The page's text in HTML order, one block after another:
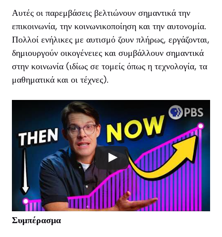
Αυτές οι παρεμβάσεις βελτιώνουν σημαντικά την
επικοινωνία, την κοινωνικοποίηση και την αυτονομία.
Πολλοί ενήλικες με αυτισμό ζουν πλήρως, εργάζονται,
δημιουργούν οικογένειες και συμβάλλουν σημαντικά
στην κοινωνία (ιδίως σε τομείς όπως η τεχνολογία, τα
μαθηματικά και οι τέχνες).
Συμπέρασμα